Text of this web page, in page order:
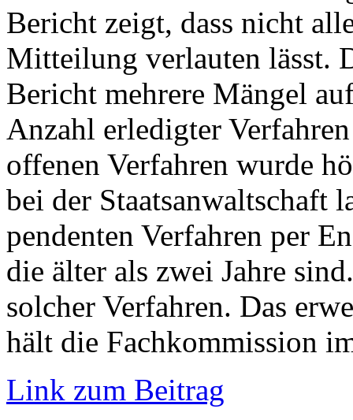
Bericht zeigt, dass nicht
Mitteilung verlauten lässt.
Bericht mehrere Mängel
Anzahl erledigter
offenen Verfahren wurde
bei der Staatsanwaltschaft
pendenten Verfahren per
die älter als zwei Jahre
solcher Verfahren. Das
hält die Fachkommission
Link zum Beitrag